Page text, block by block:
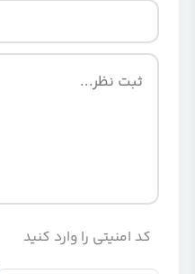
کد امنیتی را وارد کنید